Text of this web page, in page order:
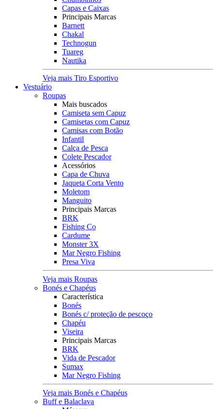
Capas e Caixas
Principais Marcas
Barnett
Chakal
Technogun
Tuareg
Nautika
Veja mais Tiro Esportivo
Vestuário
Roupas
Mais buscados
Camiseta sem Capuz
Camisetas com Capuz
Camisas com Botão
Infantil
Calça de Pesca
Colete Pescador
Acessórios
Capa de Chuva
Jaqueta Corta Vento
Moletom
Manguito
Principais Marcas
BRK
Fishing Co
Cardume
Monster 3X
Mar Negro Fishing
Presa Viva
Veja mais Roupas
Bonés e Chapéus
Característica
Bonés
Bonés c/ proteção de pescoço
Chapéu
Viseira
Principais Marcas
BRK
Vida de Pescador
Sumax
Mar Negro Fishing
Veja mais Bonés e Chapéus
Buff e Balaclava